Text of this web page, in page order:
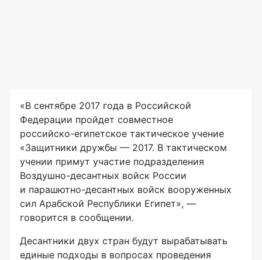
«В сентябре 2017 года в Российской
Федерации пройдет совместное
российско-египетское тактическое учение
«Защитники дружбы — 2017. В тактическом
учении примут участие подразделения
Воздушно-десантных войск России
и парашютно-десантных войск вооруженных
сил Арабской Республики Египет», —
говорится в сообщении.
Десантники двух стран будут вырабатывать
единые подходы в вопросах проведения